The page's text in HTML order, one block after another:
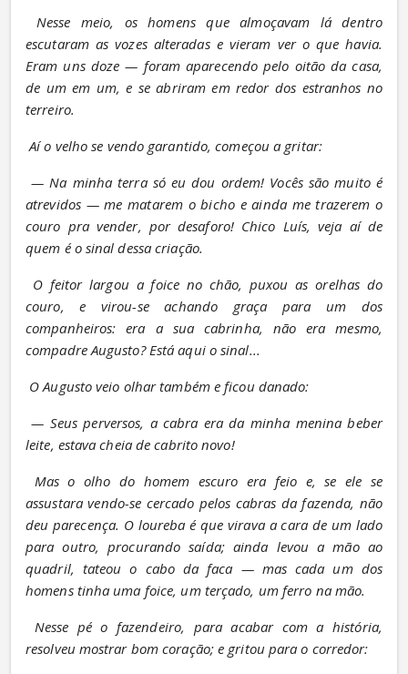
Nesse meio, os homens que almoçavam lá dentro
escutaram as vozes alteradas e vieram ver o que havia.
Eram uns doze — foram aparecendo pelo oitão da casa,
de um em um, e se abriram em redor dos estranhos no
terreiro.
Aí o velho se vendo garantido, começou a gritar:
— Na minha terra só eu dou ordem! Vocês são muito é
atrevidos — me matarem o bicho e ainda me trazerem o
couro pra vender, por desaforo! Chico Luís, veja aí de
quem é o sinal dessa criação.
O feitor largou a foice no chão, puxou as orelhas do
couro, e virou-se achando graça para um dos
companheiros: era a sua cabrinha, não era mesmo,
compadre Augusto? Está aqui o sinal...
O Augusto veio olhar também e ficou danado:
— Seus perversos, a cabra era da minha menina beber
leite, estava cheia de cabrito novo!
Mas o olho do homem escuro era feio e, se ele se
assustara vendo-se cercado pelos cabras da fazenda, não
deu parecença. O loureba é que virava a cara de um lado
para outro, procurando saída; ainda levou a mão ao
quadril, tateou o cabo da faca — mas cada um dos
homens tinha uma foice, um terçado, um ferro na mão.
Nesse pé o fazendeiro, para acabar com a história,
resolveu mostrar bom coração; e gritou para o corredor: